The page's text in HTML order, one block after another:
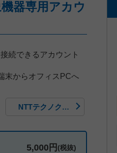
器専用アカウ
続できるアカウント
末からオフィスPCへ
NTTテクノクロス Webストア「MagicConnect」サービス契約約款
5,000円 (税抜)